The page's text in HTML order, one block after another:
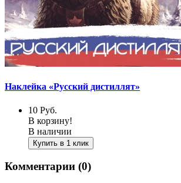
Наклейка «Русский дистиллят»
10 Руб.
В корзину!
В наличии
Купить в 1 клик
Комментарии (0)